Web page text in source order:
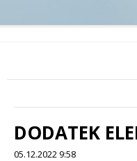
DODATEK
05.12.2022 9:58